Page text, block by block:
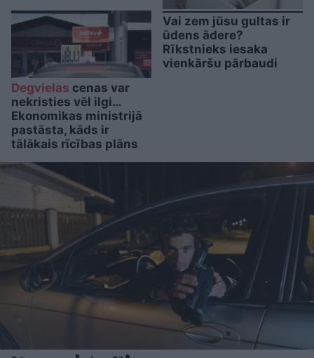
Degvielas cenas var
nekristies vēl ilgi…
Ekonomikas ministrijā
pastāsta, kāds ir
tālākais rīcības plāns
Vai zem jūsu gultas ir
ūdens ādere?
Rīkstnieks iesaka
vienkāršu pārbaudi